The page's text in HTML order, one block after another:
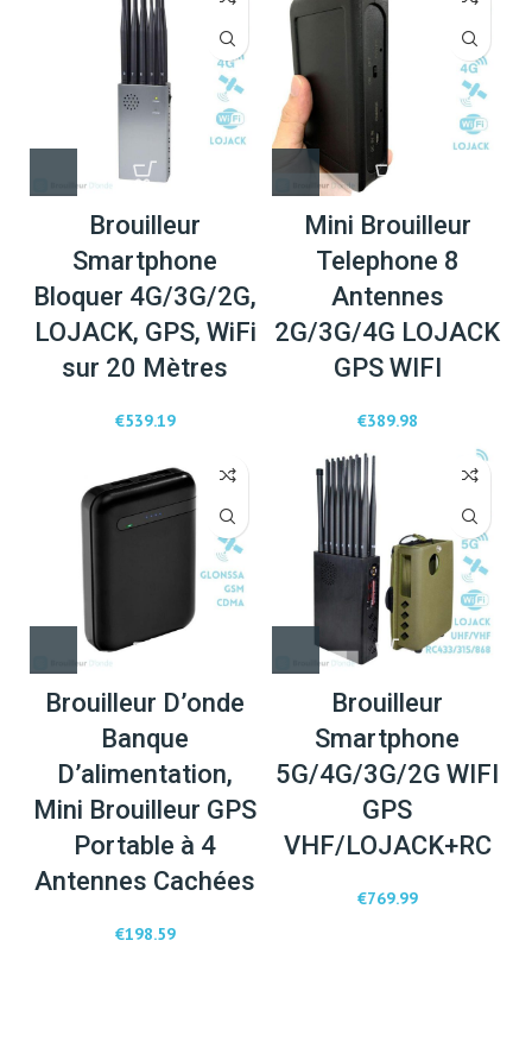
Brouilleur
Smartphone
Bloquer 4G/3G/2G,
LOJACK, GPS, WiFi
sur 20 Mètres
€539.19
Mini Brouilleur
Telephone 8
Antennes
2G/3G/4G LOJACK
GPS WIFI
€389.98
Brouilleur D’onde
Banque
D’alimentation,
Mini Brouilleur GPS
Portable à 4
Antennes Cachées
€198.59
Brouilleur
Smartphone
5G/4G/3G/2G WIFI
GPS
VHF/LOJACK+RC
€769.99